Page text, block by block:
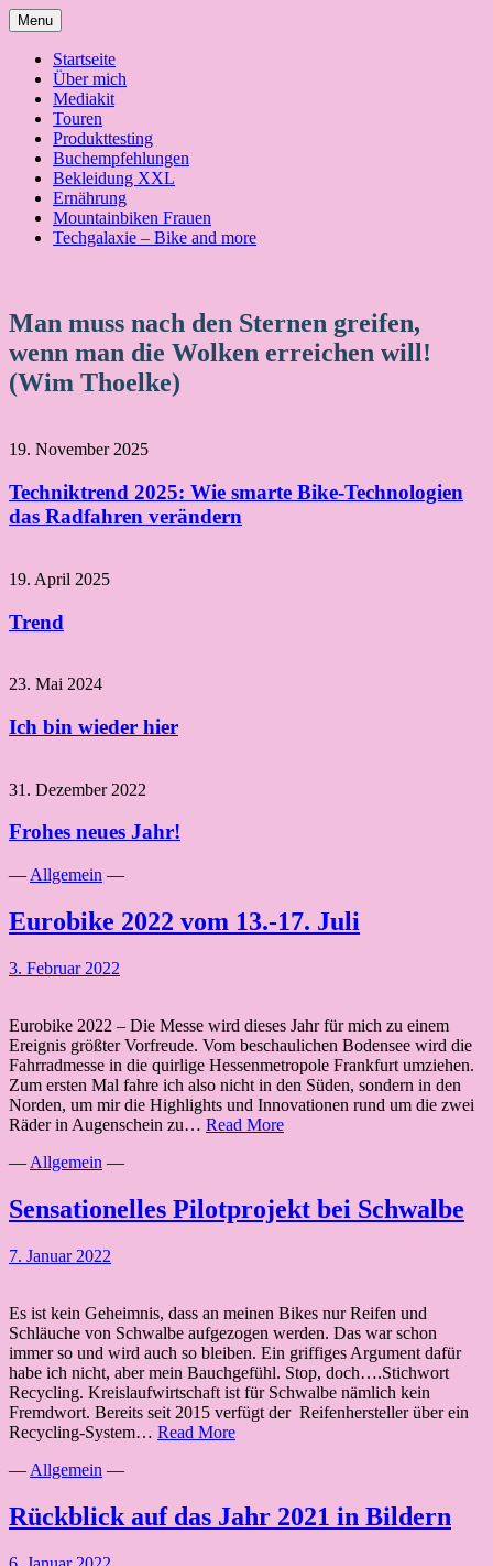
Skip
to
content
Menu
Startseite
Über mich
Mediakit
Touren
Produkttesting
Buchempfehlungen
Bekleidung XXL
Ernährung
Mountainbiken Frauen
Techgalaxie – Bike and more
Man muss nach den Sternen greifen,
wenn man die Wolken erreichen will!
(Wim Thoelke)
19. November 2025
Techniktrend 2025: Wie smarte Bike-Technologien
das Radfahren verändern
19. April 2025
Trend
23. Mai 2024
Ich bin wieder hier
31. Dezember 2022
Frohes neues Jahr!
— Allgemein —
Eurobike 2022 vom 13.-17. Juli
3. Februar 2022
Eurobike 2022 – Die Messe wird dieses Jahr für mich zu einem
Ereignis größter Vorfreude. Vom beschaulichen Bodensee wird die
Fahrradmesse in die quirlige Hessenmetropole Frankfurt umziehen.
Zum ersten Mal fahre ich also nicht in den Süden, sondern in den
Norden, um mir die Highlights und Innovationen rund um die zwei
Räder in Augenschein zu… Read MoreEurobike
Juli
— Allgemein —
Sensationelles Pilotprojekt bei Schwalbe
7. Januar 2022
Es ist kein Geheimnis, dass an meinen Bikes nur Reifen und
Schläuche von Schwalbe aufgezogen werden. Das war schon
immer so und wird auch so bleiben. Ein griffiges Argument dafür
habe ich nicht, aber mein Bauchgefühl. Stop, doch….Stichwort
Recycling. Kreislaufwirtschaft ist für Schwalbe nämlich kein
Fremdwort. Bereits seit 2015 verfügt der Reifenhersteller über ein
Recycling-System… Read MoreSensationelles
— Allgemein —
Rückblick auf das Jahr 2021 in Bildern